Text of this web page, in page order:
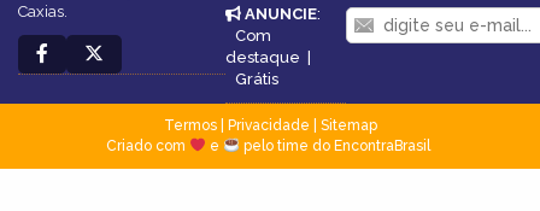
Caxias.
ANUNCIE:
Com
destaque |
Grátis
Termos| Privacidade
Sitemap
Criado com
e pelo time do EncontraBrasil